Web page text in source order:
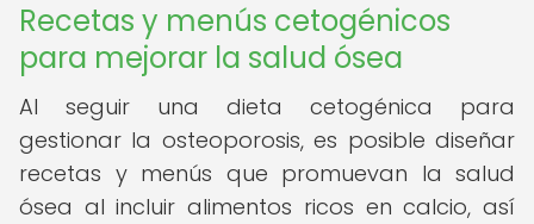
Recetas y menús cetogénicos
para mejorar la salud ósea
Al seguir una dieta cetogénica para
gestionar la osteoporosis, es posible diseñar
recetas y menús que promuevan la salud
ósea al incluir alimentos ricos en calcio, así